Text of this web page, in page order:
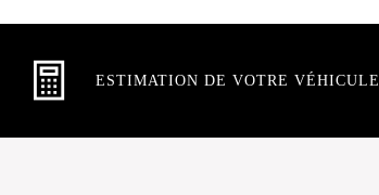
ESTIMATION DE VOTRE VÉHICULE